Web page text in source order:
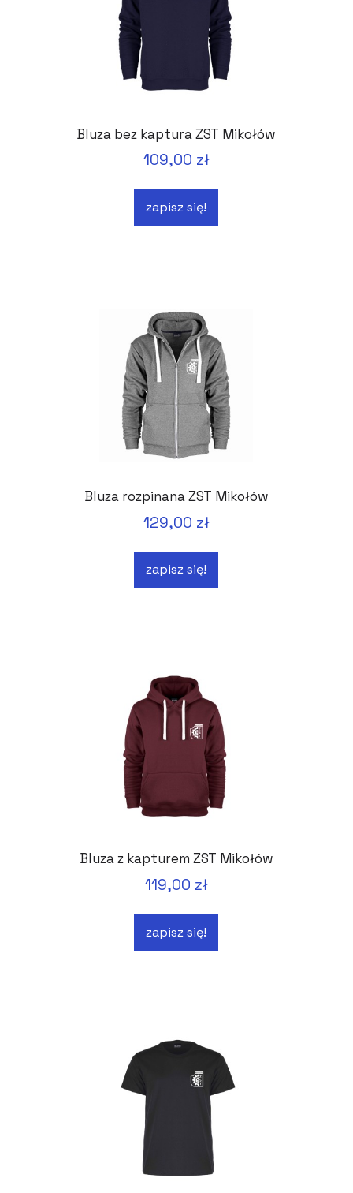
Bluza bez kaptura ZST Mikołów
109,00 zł
zapisz się!
Bluza rozpinana ZST Mikołów
129,00 zł
zapisz się!
Bluza z kapturem ZST Mikołów
119,00 zł
zapisz się!